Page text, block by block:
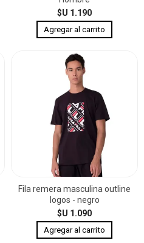
$U 1.190
Fila remera masculina outline
logos - negro
$U 1.090